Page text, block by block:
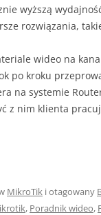
wyższą
rozwiązania, takie
wideo na
po kroku
na systemie
z nim klienta
MikroTik i otagowany
, Poradnik wideo,